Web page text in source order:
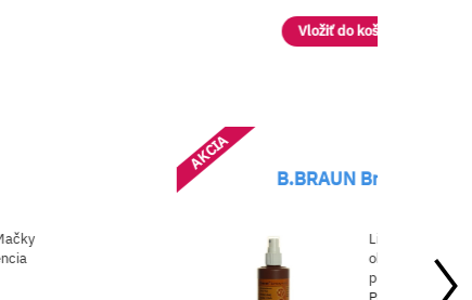
Vložiť do košíka
B.BRAUN Braunol
AKCIA
Liek
obsahuje
povidón